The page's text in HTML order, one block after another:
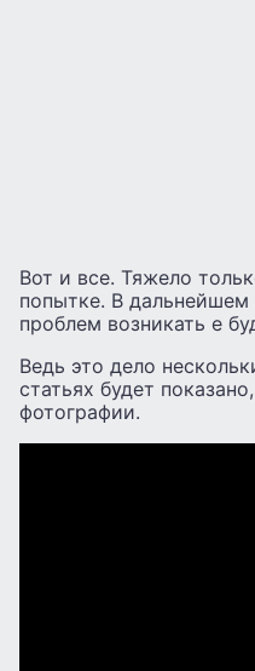
Вот и все. Тяжело
попытке. В дальнейшем
проблем возникать е
Ведь это дело
статьях будет
фотографии.